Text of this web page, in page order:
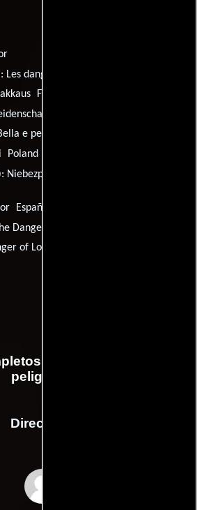
Les dangers de l'amour
Francia:
e pericolosa
Poland (video title):
Niebezpieczna miłość: Historia Carolyn
España:
Danger of Love
of Love: The Carolyn Warmus Story
de la película Amor
peligroso
Dirección